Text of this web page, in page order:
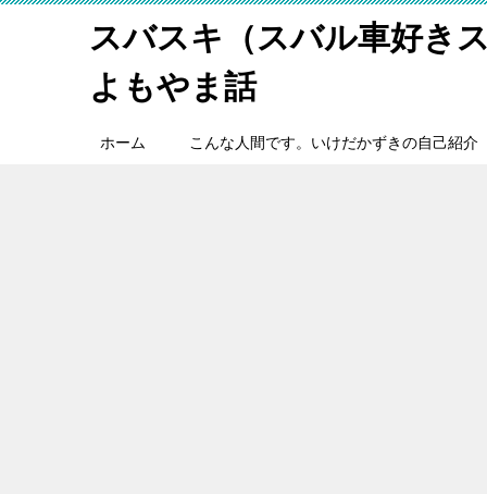
スバスキ（スバル車好き
よもやま話
ホーム こんな人間です。いけだかずきの自己紹介